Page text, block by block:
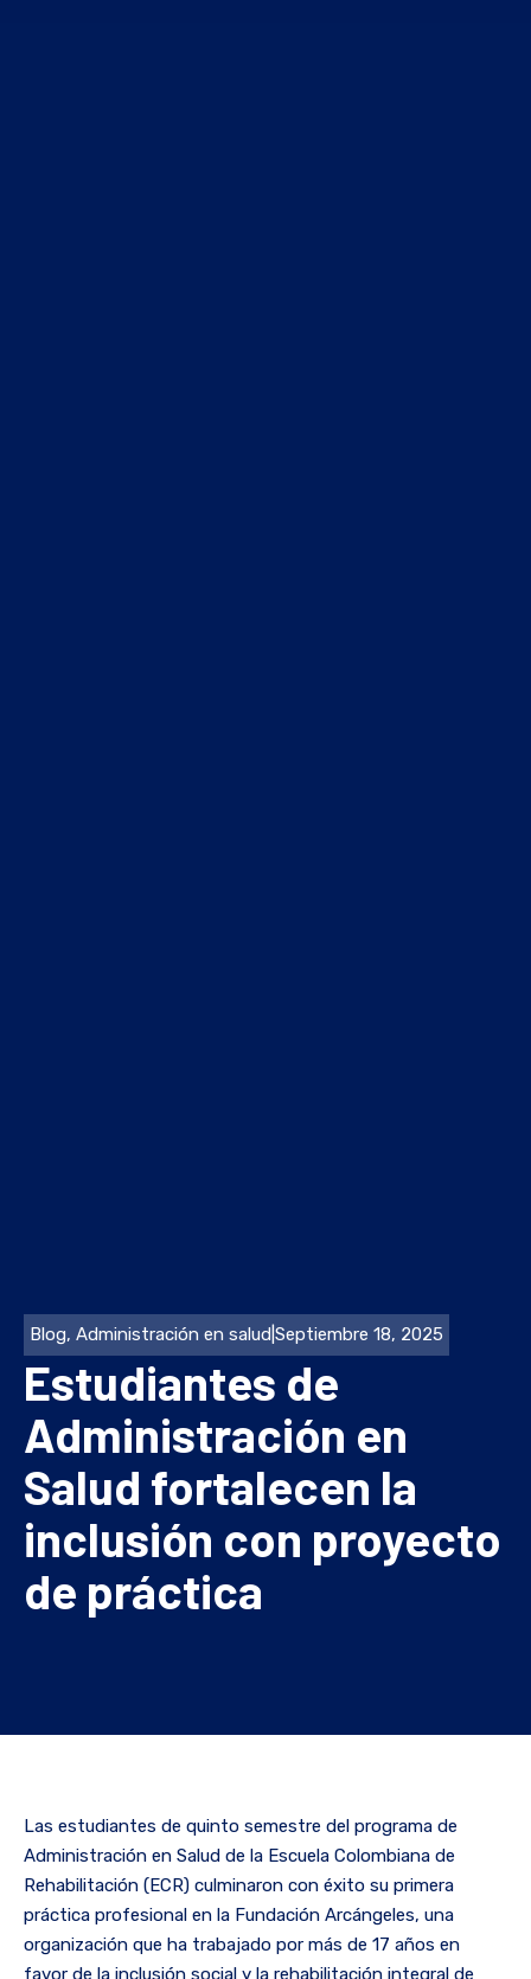
Blog, Administración en salud Septiembre 18, 2025
Estudiantes de
Administración en
Salud fortalecen la
inclusión con proyecto
de práctica
Las estudiantes de quinto semestre del programa de
Administración en Salud de la Escuela Colombiana de
Rehabilitación (ECR) culminaron con éxito su primera
práctica profesional en la Fundación Arcángeles, una
organización que ha trabajado por más de 17 años en